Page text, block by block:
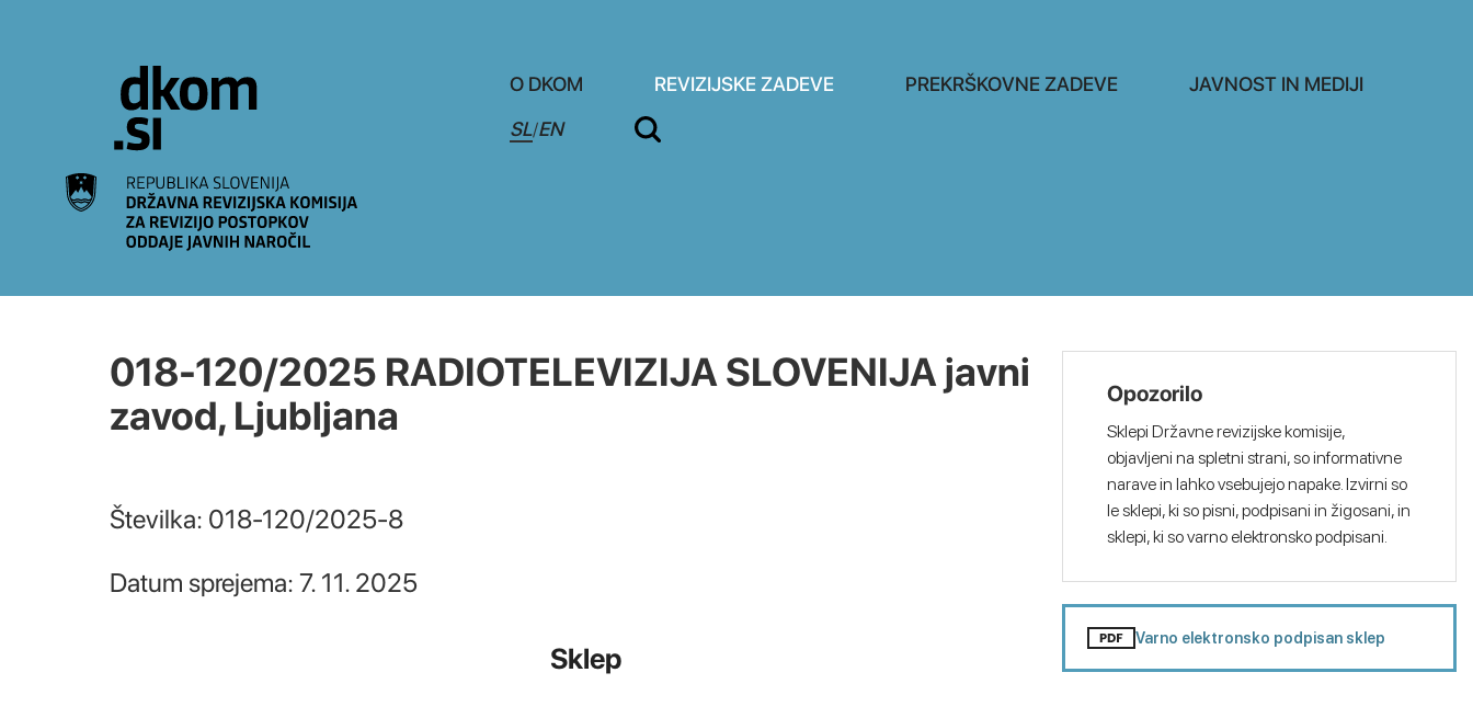
O DKOM REVIZIJSKE ZADEVE PREKRŠKOVNE ZADEVE
JAVNOST IN MEDIJI
SL/EN
018-120/2025 RADIOTELEVIZIJA SLOVENIJA javni
zavod, Ljubljana
Številka: 018-120/2025-8
Datum sprejema: 7. 11. 2025
Sklep
Opozorilo
Sklepi Državne revizijske komisije,
objavljeni na spletni strani, so informativne
narave in lahko vsebujejo napake. Izvirni so
le sklepi, ki so pisni, podpisani in žigosani, in
sklepi, ki so varno elektronsko podpisani.
Varno elektronsko podpisan sklep